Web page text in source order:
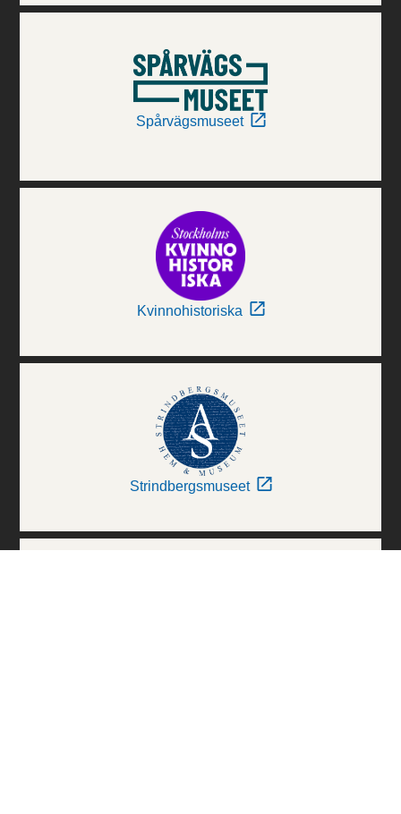
Spårvägsmuseet
Kvinnohistoriska
Strindbergsmuseet